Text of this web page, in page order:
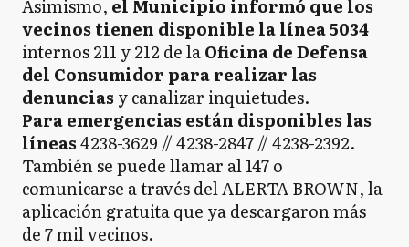
Asimismo, el Municipio informó que los
vecinos tienen disponible la línea 5034
internos 211 y 212 de laOficina de Defensa
del Consumidor para realizar las
denuncias y canalizar inquietudes.
Para emergencias están disponibles las
líneas4238-3629 // 4238-2847 // 4238-2392.
También se puede llamar al 147 o
comunicarse a través del ALERTA BROWN, la
aplicación gratuita que ya descargaron más
de 7 mil vecinos.​